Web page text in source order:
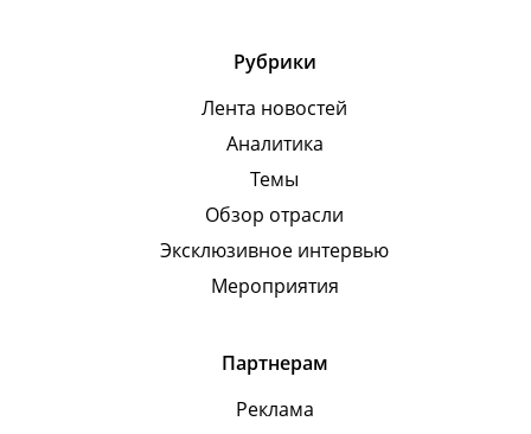
Рубрики
Лента новостей
Аналитика
Темы
Обзор отрасли
Эксклюзивное интервью
Мероприятия
Партнерам
Реклама